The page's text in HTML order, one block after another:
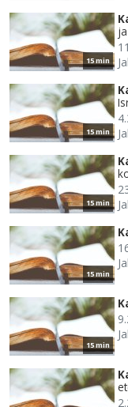
15 min
15 min
15 min
15 min
15 min